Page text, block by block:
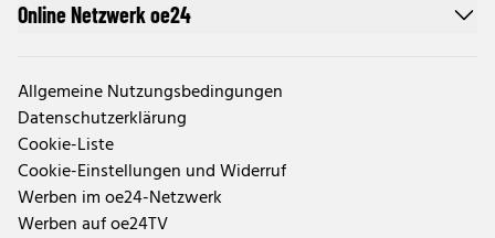
Online Netzwerk oe24
Allgemeine Nutzungsbedingungen
Datenschutzerklärung
Cookie-Liste
Cookie-Einstellungen und Widerruf
Werben im oe24-Netzwerk
Werben auf oe24TV